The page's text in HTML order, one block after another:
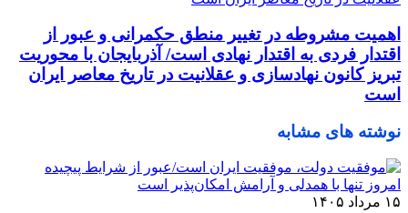
اهمیت مشروطه در تغییر منطق حکمرانی و عبور از
اقتدار فردی به اقتدار نهادی است/ آذربایجان با محوریت
تبریز کانون نهادسازی و عقلانیت در تاریخ معاصر ایران
است
نوشته های مشابه
۱۵ مرداد ۱۴۰۵